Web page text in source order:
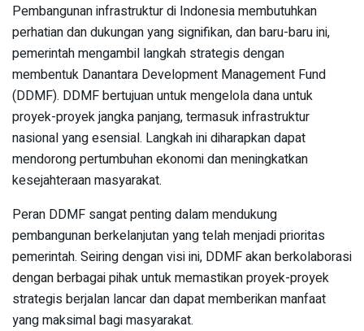
Pembangunan infrastruktur di Indonesia membutuhkan
perhatian dan dukungan yang signifikan, dan baru-baru ini,
pemerintah mengambil langkah strategis dengan
membentuk Danantara Development Management Fund
(DDMF). DDMF bertujuan untuk mengelola dana untuk
proyek-proyek jangka panjang, termasuk infrastruktur
nasional yang esensial. Langkah ini diharapkan dapat
mendorong pertumbuhan ekonomi dan meningkatkan
kesejahteraan masyarakat.
Peran DDMF sangat penting dalam mendukung
pembangunan berkelanjutan yang telah menjadi prioritas
pemerintah. Seiring dengan visi ini, DDMF akan berkolaborasi
dengan berbagai pihak untuk memastikan proyek-proyek
strategis berjalan lancar dan dapat memberikan manfaat
yang maksimal bagi masyarakat.